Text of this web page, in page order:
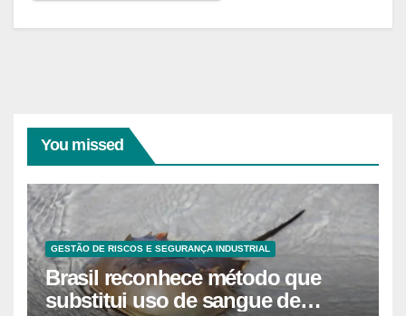
You missed
GESTÃO DE RISCOS E SEGURANÇA INDUSTRIAL
Brasil reconhece método que
substitui uso de sangue de